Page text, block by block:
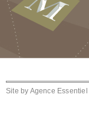
Site by Agence Essentiel